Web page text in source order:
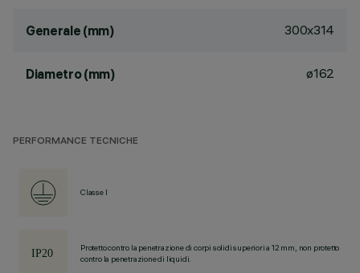
Generale (mm) 300x314
Diametro (mm) ø162
PERFORMANCE TECNICHE
Classe I
Protetto contro la penetrazione di corpi solidi superiori a 12 mm, non protetto
contro la penetrazione di liquidi.